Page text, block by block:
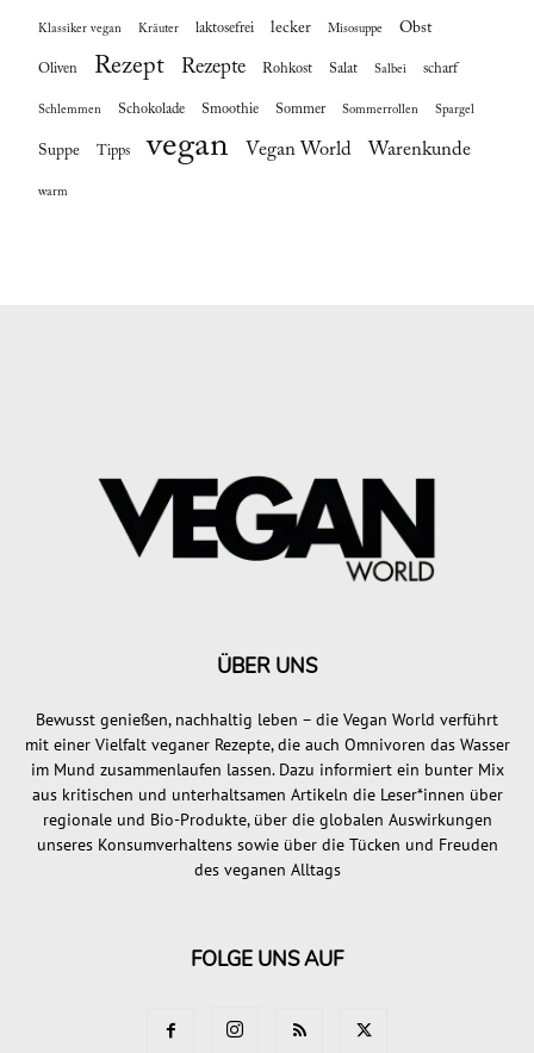
Klassiker vegan Kräuter laktosefrei lecker Misosuppe Obst
Oliven Rezept Rezepte Rohkost Salat Salbei scharf
Schlemmen Schokolade Smoothie Sommer Sommerrollen Spargel
Suppe Tipps vegan Vegan World Warenkunde
warm
ÜBER UNS
Bewusst genießen, nachhaltig leben – die Vegan World verführt
mit einer Vielfalt veganer Rezepte, die auch Omnivoren das Wasser
im Mund zusammenlaufen lassen. Dazu informiert ein bunter Mix
aus kritischen und unterhaltsamen Artikeln die Leser*innen über
regionale und Bio-Produkte, über die globalen Auswirkungen
unseres Konsumverhaltens sowie über die Tücken und Freuden
des veganen Alltags
FOLGE UNS AUF